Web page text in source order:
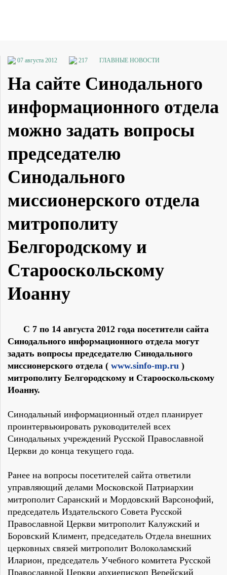
07 августа 2012 217 ГЛАВНЫЕ НОВОСТИ
На сайте Синодального
информационного отдела
можно задать вопросы
председателю
Синодального
миссионерского отдела
митрополиту
Белгородскому и
Старооскольскому
Иоанну
С 7 по 14 августа 2012 года посетители сайта
Синодального информационного отдела могут
задать вопросы председателю Синодального
миссионерского отдела ( www.sinfo-mp.ru )
митрополиту Белгородскому и Старооскольскому
Иоанну.
Синодальный информационный отдел планирует
проинтервьюировать руководителей всех
Синодальных учреждений Русской Православной
Церкви до конца текущего года.
Ранее на вопросы посетителей сайта ответили
управляющий делами Московской Патриархии
митрополит Саранский и Мордовский Варсонофий,
председатель Издательского Совета Русской
Православной Церкви митрополит Калужский и
Боровский Климент, председатель Отдела внешних
церковных связей митрополит Волоколамский
Иларион, председатель Учебного комитета Русской
Православной Церкви архиепископ Верейский